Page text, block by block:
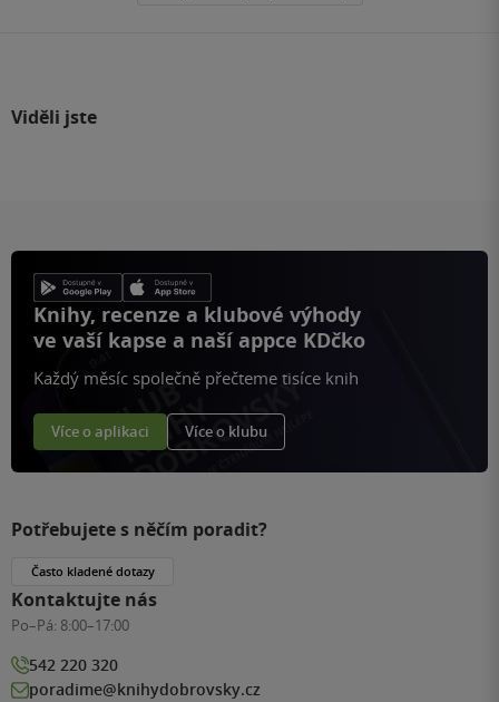
Viděli jste
Knihy, recenze a klubové výhody
ve vaší kapse a naší appce KDčko
Každý měsíc společně přečteme tisíce knih
Více o aplikaci Více o klubu
Potřebujete s něčím poradit?
Často kladené dotazy
Kontaktujte nás
Po–Pá: 8:00–17:00
542 220 320
poradime@knihydobrovsky.cz